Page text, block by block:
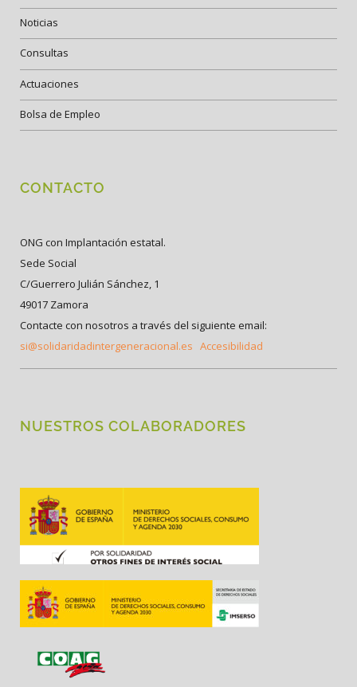
Noticias
Consultas
Actuaciones
Bolsa de Empleo
CONTACTO
ONG con Implantación estatal.
Sede Social
C/Guerrero Julián Sánchez, 1
49017 Zamora
Contacte con nosotros a través del siguiente email:
si@solidaridadintergeneracional.es Accesibilidad
NUESTROS COLABORADORES